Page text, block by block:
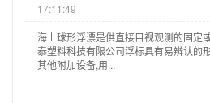
17:11:49
海上球形浮漂是供直接目视观测的固定
泰塑料科技有限公司浮标具有易辨认的
其他附加设备,用...